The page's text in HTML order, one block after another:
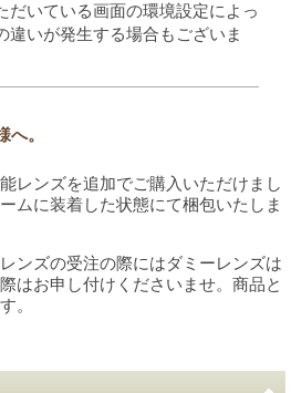
だいている画面の環境設定によっ
違いが発生する場合もございま
。
レンズを追加でご購入いただけまし
ムに装着した状態にて梱包いたしま
ンズの受注の際にはダミーレンズは
はお申し付けくださいませ。商品と
。